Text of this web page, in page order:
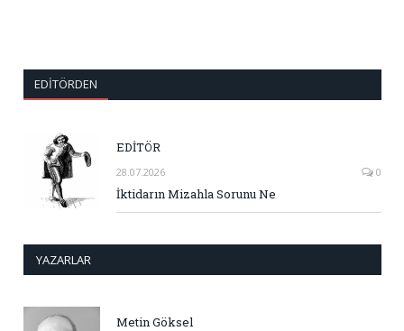
EDITÖRDEN
EDİTÖR
28.07.2026 0
İktidarın Mizahla Sorunu Ne
YAZARLAR
Metin Göksel